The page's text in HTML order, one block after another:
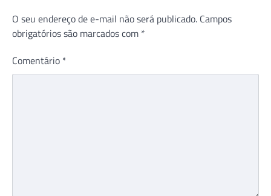
O seu endereço de e-mail não será publicado. Campos
obrigatórios são marcados com *
Comentário *